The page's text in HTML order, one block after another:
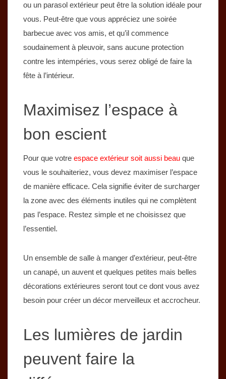
ou un parasol extérieur peut être la solution idéale pour
vous. Peut-être que vous appréciez une soirée
barbecue avec vos amis, et qu’il commence
soudainement à pleuvoir, sans aucune protection
contre les intempéries, vous serez obligé de faire la
fête à l’intérieur.
Maximisez l’espace à
bon escient
Pour que votre espace extérieur soit aussi beau que
vous le souhaiteriez, vous devez maximiser l’espace
de manière efficace. Cela signifie éviter de surcharger
la zone avec des éléments inutiles qui ne complètent
pas l’espace. Restez simple et ne choisissez que
l’essentiel.
Un ensemble de salle à manger d’extérieur, peut-être
un canapé, un auvent et quelques petites mais belles
décorations extérieures seront tout ce dont vous avez
besoin pour créer un décor merveilleux et accrocheur.
Les lumières de jardin
peuvent faire la